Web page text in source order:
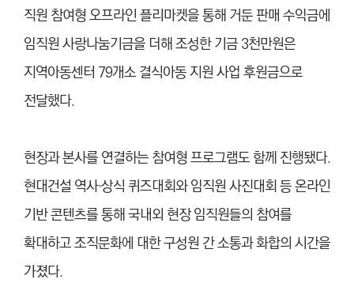
직원 참여형 오프라인 플리마켓을 통해 거둔 판매 수익금에
임직원 사랑나눔기금을 더해 조성한 기금 3천만원은
지역아동센터 79개소 결식아동 지원 사업 후원금으로
전달했다.
현장과 본사를 연결하는 참여형 프로그램도 함께 진행됐다.
현대건설 역사·상식 퀴즈대회와 임직원 사진대회 등 온라인
기반 콘텐츠를 통해 국내외 현장 임직원들의 참여를
확대하고 조직문화에 대한 구성원 간 소통과 화합의 시간을
가졌다.